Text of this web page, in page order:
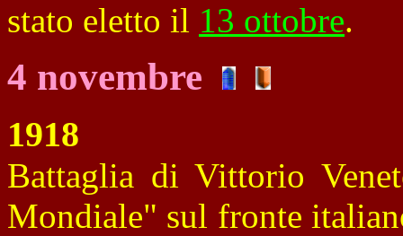
stato eletto il 13 ottobre.
4 novembre
1918
Battaglia di Vittorio
Mondiale" sul fronte